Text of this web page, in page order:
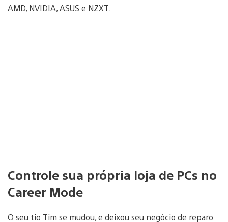
AMD, NVIDIA, ASUS e NZXT.
Controle sua própria loja de PCs no
Career Mode
O seu tio Tim se mudou, e deixou seu negócio de reparo